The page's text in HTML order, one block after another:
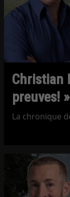
Christian
preuves! »
La chronique